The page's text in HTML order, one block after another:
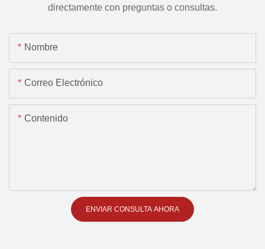
directamente con preguntas o consultas.
Nombre
Correo Electrónico
Contenido
ENVIAR CONSULTA AHORA